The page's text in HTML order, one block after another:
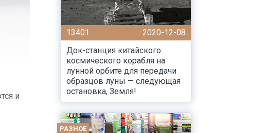
и
13401
2020-12-08
Док-станция китайского
космического корабля на
лунной орбите для передачи
образцов луны — следующая
остановка, Земля!
РАЗНОЕ